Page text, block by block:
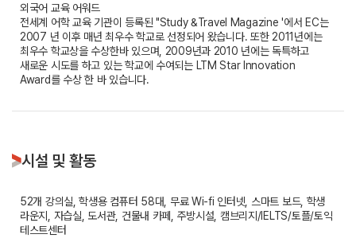
외국어 교육 어워드
전세계 어학 교육 기관이 등록된 "Study &Travel Magazine '에서 EC는
2007 년 이후 매년 최우수 학교로 선정되어 왔습니다. 또한 2011년에는
최우수 학교상을 수상한바 있으며, 2009년과 2010 년에는 독특하고
새로운 시도를 하고 있는 학교에 수여되는 LTM Star Innovation
Award를 수상 한 바 있습니다.
시설 및 활동
52개 강의실, 학생용 컴퓨터 58대, 무료 Wi-fi 인터넷, 스마트 보드, 학생
라운지, 자습실, 도서관, 건물내 카페, 주방시설, 캠브리지/IELTS/토플/토익
테스트센터